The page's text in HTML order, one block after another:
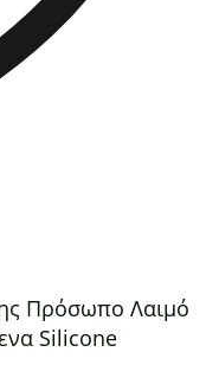
Πρόσωπο Λαιμό
Silicone